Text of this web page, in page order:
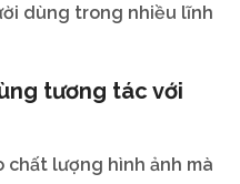
dùng trong nhiều lĩnh
tương tác với
chất lượng hình ảnh mà